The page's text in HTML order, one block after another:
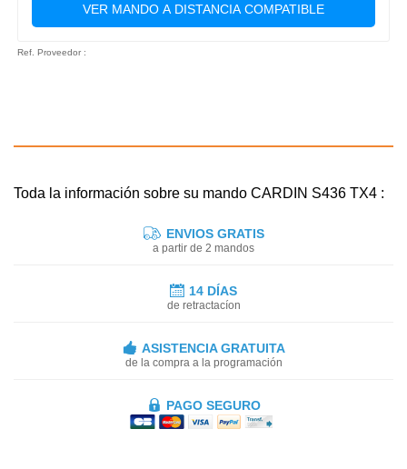
VER MANDO A DISTANCIA COMPATIBLE
Ref. Proveedor :
Toda la información sobre su mando CARDIN S436 TX4 :
ENVIOS GRATIS
a partir de 2 mandos
14 DÍAS
de retractacíon
ASISTENCIA GRATUITA
de la compra a la programación
PAGO SEGURO